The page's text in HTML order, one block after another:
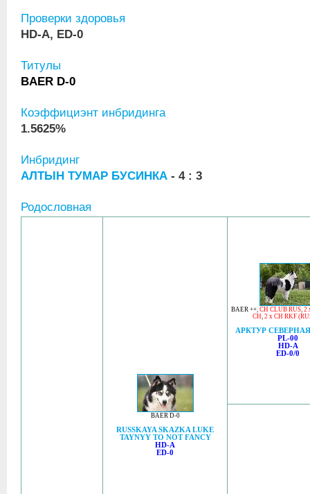
Проверки здоровья
HD-A, ED-0
Титулы
BAER D-0
Коэффициэнт инбридинга
1.5625%
Инбридинг
АЛТЫН ТУМАР БУСИНКА - 4 : 3
Родословная
BAER D-0
RUSSKAYA SKAZKA LUKE
TAYNYY TO NOT FANCY
HD-A
ED-0
BAER ++, CH CLUB RUS, 2
CH, 2 x CH RKF
АРКТУР СЕВЕРНАЯ
PL-00
HD-A
ED-0/0